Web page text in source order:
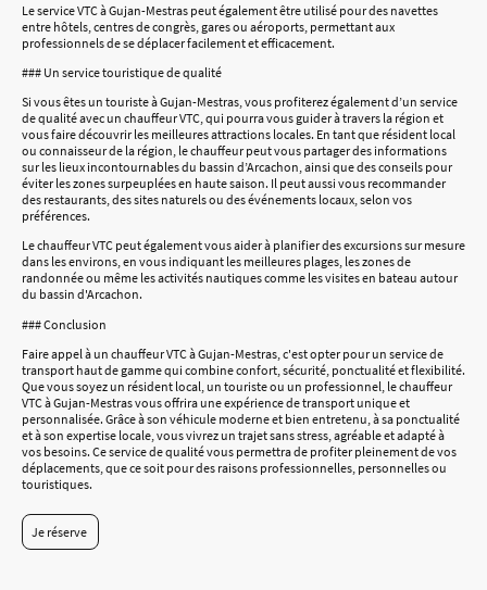
Le service VTC à Gujan-Mestras peut également être utilisé pour des navettes
entre hôtels, centres de congrès, gares ou aéroports, permettant aux
professionnels de se déplacer facilement et efficacement.
### Un service touristique de qualité
Si vous êtes un touriste à Gujan-Mestras, vous profiterez également d’un service
de qualité avec un chauffeur VTC, qui pourra vous guider à travers la région et
vous faire découvrir les meilleures attractions locales. En tant que résident local
ou connaisseur de la région, le chauffeur peut vous partager des informations
sur les lieux incontournables du bassin d’Arcachon, ainsi que des conseils pour
éviter les zones surpeuplées en haute saison. Il peut aussi vous recommander
des restaurants, des sites naturels ou des événements locaux, selon vos
préférences.
Le chauffeur VTC peut également vous aider à planifier des excursions sur mesure
dans les environs, en vous indiquant les meilleures plages, les zones de
randonnée ou même les activités nautiques comme les visites en bateau autour
du bassin d'Arcachon.
### Conclusion
Faire appel à un chauffeur VTC à Gujan-Mestras, c'est opter pour un service de
transport haut de gamme qui combine confort, sécurité, ponctualité et flexibilité.
Que vous soyez un résident local, un touriste ou un professionnel, le chauffeur
VTC à Gujan-Mestras vous offrira une expérience de transport unique et
personnalisée. Grâce à son véhicule moderne et bien entretenu, à sa ponctualité
et à son expertise locale, vous vivrez un trajet sans stress, agréable et adapté à
vos besoins. Ce service de qualité vous permettra de profiter pleinement de vos
déplacements, que ce soit pour des raisons professionnelles, personnelles ou
touristiques.
Je réserve